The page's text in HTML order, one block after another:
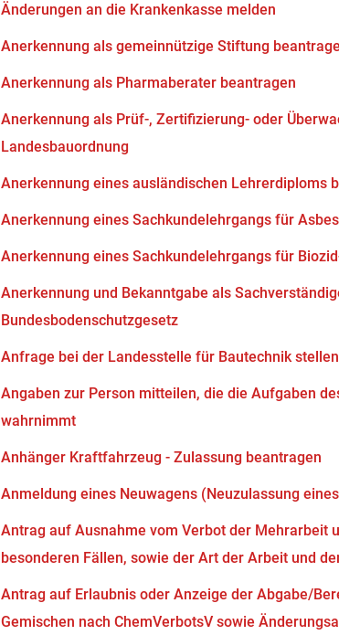
Änderungen an die Krankenkasse melden
Anerkennung als gemeinnützige Stiftung
Anerkennung als Pharmaberater beantragen
Anerkennung als Prüf-, Zertifizierung- oder
Landesbauordnung
Anerkennung eines ausländischen Lehrerdiploms
Anerkennung eines Sachkundelehrgangs für
Anerkennung eines Sachkundelehrgangs für
Anerkennung und Bekanntgabe als
Bundesbodenschutzgesetz
Anfrage bei der Landesstelle für Bautechnik stellen
Angaben zur Person mitteilen, die die Aufgaben
wahrnimmt
Anhänger Kraftfahrzeug - Zulassung beantragen
Anmeldung eines Neuwagens (Neuzulassung
Antrag auf Ausnahme vom Verbot der Mehrarbeit
besonderen Fällen, sowie der Art der Arbeit und
Antrag auf Erlaubnis oder Anzeige der Abgabe/
Gemischen nach ChemVerbotsV sowie